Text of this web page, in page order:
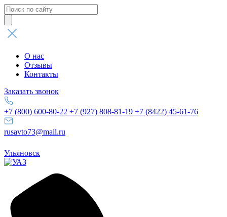
Поиск
товаров
О нас
Отзывы
Контакты
Заказать звонок
+7 (800) 600-80-22 +7 (927) 808-81-19 +7 (8422) 45-61-76
rusavto73@mail.ru
Ульяновск